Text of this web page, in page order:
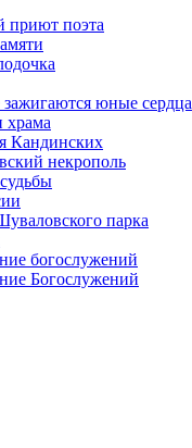
приют поэта
зажигаются юные сердца
храма
Кандинских
некрополь
парка
богослужений
Богослужений